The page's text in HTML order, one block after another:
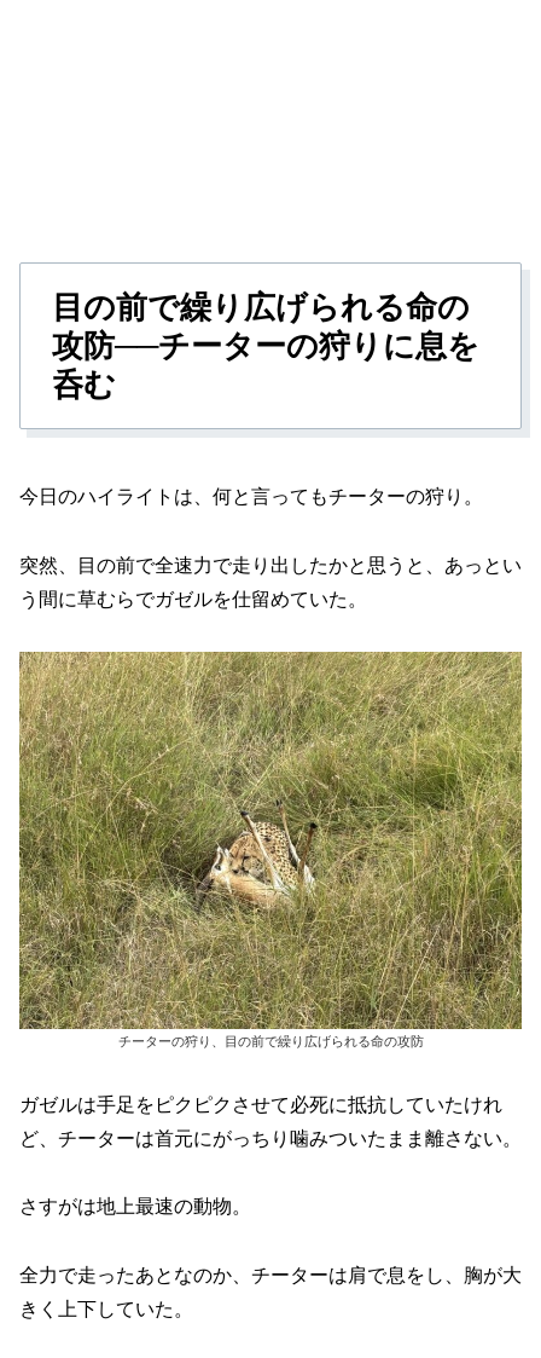
目の前で繰り広げられる命の
攻防──チーターの狩りに息を
呑む
今日のハイライトは、何と言ってもチーターの狩り。
突然、目の前で全速力で走り出したかと思うと、あっとい
う間に草むらでガゼルを仕留めていた。
チーターの狩り、目の前で繰り広げられる命の攻防
ガゼルは手足をピクピクさせて必死に抵抗していたけれ
ど、チーターは首元にがっちり噛みついたまま離さない。
さすがは地上最速の動物。
全力で走ったあとなのか、チーターは肩で息をし、胸が大
きく上下していた。